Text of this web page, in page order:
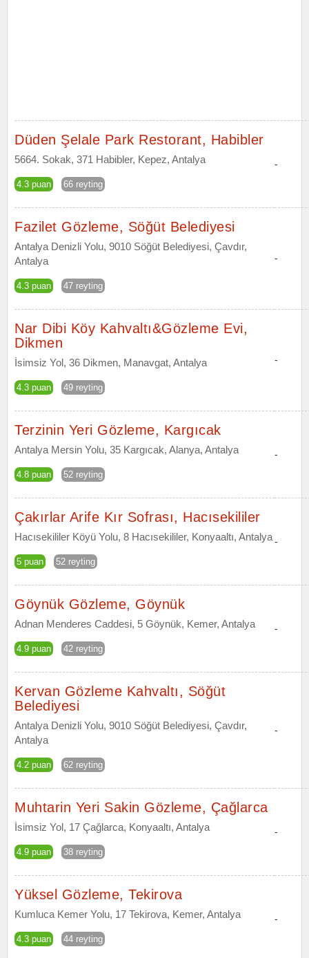
Düden Şelale Park Restorant, Habibler
5664. Sokak, 371 Habibler, Kepez, Antalya
4.3 puan 66 reyting
-
Fazilet Gözleme, Söğüt Belediyesi
Antalya Denizli Yolu, 9010 Söğüt Belediyesi, Çavdır,
Antalya
4.3 puan 47 reyting
-
Nar Dibi Köy Kahvaltı&Gözleme Evi,
Dikmen
İsimsiz Yol, 36 Dikmen, Manavgat, Antalya
4.3 puan 49 reyting
-
Terzinin Yeri Gözleme, Kargıcak
Antalya Mersin Yolu, 35 Kargıcak, Alanya, Antalya
4.8 puan 52 reyting
-
Çakırlar Arife Kır Sofrası, Hacısekililer
Hacısekililer Köyü Yolu, 8 Hacısekililer, Konyaaltı, Antalya
5 puan 52 reyting
-
Göynük Gözleme, Göynük
Adnan Menderes Caddesi, 5 Göynük, Kemer, Antalya
4.9 puan 42 reyting
-
Kervan Gözleme Kahvaltı, Söğüt
Belediyesi
Antalya Denizli Yolu, 9010 Söğüt Belediyesi, Çavdır,
Antalya
4.2 puan 62 reyting
-
Muhtarin Yeri Sakin Gözleme, Çağlarca
İsimsiz Yol, 17 Çağlarca, Konyaaltı, Antalya
4.9 puan 38 reyting
-
Yüksel Gözleme, Tekirova
Kumluca Kemer Yolu, 17 Tekirova, Kemer, Antalya
4.3 puan 44 reyting
-